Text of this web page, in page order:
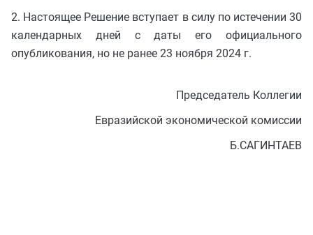
2. Настоящее Решение вступает в силу по истечении 30
календарных дней с даты его официального
опубликования, но не ранее 23 ноября 2024 г.
Председатель Коллегии
Евразийской экономической комиссии
Б.САГИНТАЕВ